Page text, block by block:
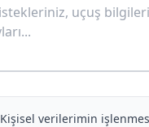
Kişisel verilerimin